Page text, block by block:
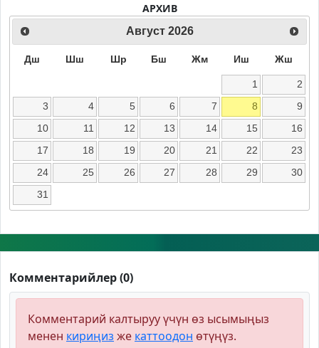
АРХИВ
Август 2026
Дш Шш Шр Бш Жм Иш Жш
1
2
3
4 5 6 7 8
9
10
11 12 13 14 15
16
17
18 19 20 21 22
23
24
25 26 27 28 29
30
31
Комментарийлер (0)
Комментарий калтыруу үчүн өз ысымыңыз
менен кириңиз же каттоодон өтүңүз.